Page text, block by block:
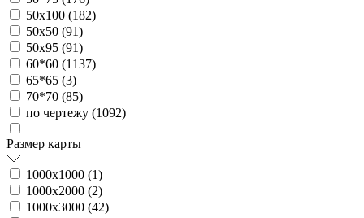
50х100 (182)
50х50 (91)
50х95 (91)
60*60 (1137)
65*65 (3)
70*70 (85)
по чертежу (1092)
Размер карты
1000х1000 (1)
1000х2000 (2)
1000х3000 (42)